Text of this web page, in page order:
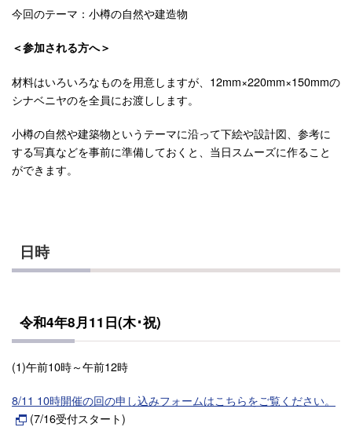
今回のテーマ：小樽の自然や建造物
＜参加される方へ＞
材料はいろいろなものを用意しますが、12mm×220mm×150mmの
シナベニヤのを全員にお渡しします。
小樽の自然や建築物というテーマに沿って下絵や設計図、参考に
する写真などを事前に準備しておくと、当日スムーズに作ること
ができます。
日時
令和4年8月11日(木･祝)
(1)午前10時～午前12時
8/11 10時開催の回の申し込みフォームはこちらをご覧ください。
(7/16受付スタート)